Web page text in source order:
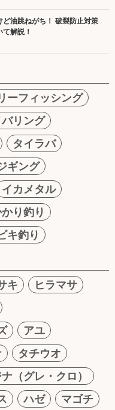
油跳ねがち！ 破裂防止対策
解説！
ーフィッシング
バリング
タイラバ
ギング
イカメタル
り釣り
キ釣り
キ
ヒラマサ
アユ
タチウオ
（グレ・クロ）
ハゼ
マゴチ